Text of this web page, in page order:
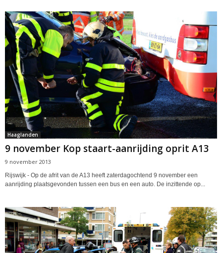
Haaglanden
9 november Kop staart-aanrijding oprit A13
9 november 2013
Rijswijk - Op de afrit van de A13 heeft zaterdagochtend 9 november een
aanrijding plaatsgevonden tussen een bus en een auto. De inzittende op...